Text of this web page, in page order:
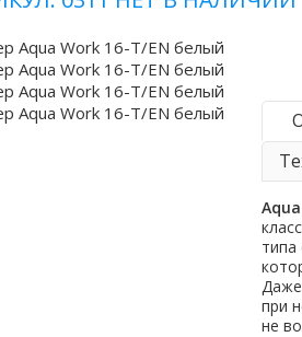
Даже
при
не